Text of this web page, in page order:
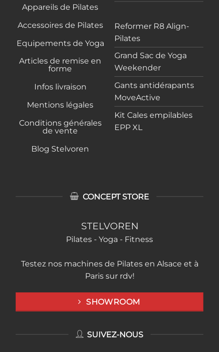
Appareils de Pilates
Accessoires de Pilates
Equipements de Yoga
Articles de remise en
forme
Infos livraison
Mentions légales
Conditions générales
de vente
Blog Stelvoren
Reformer R8 Align-
Pilates
Grand Sac de Yoga
Weekender
Gants antidérapants
MoveActive
Kit Cales empilables
EPP XL
CONCEPT STORE
STELVOREN
Pilates - Yoga - Fitness
Testez nos machines de Pilates en Alsace et à
Paris sur rdv!
SHOWROOM
SUIVEZ-NOUS